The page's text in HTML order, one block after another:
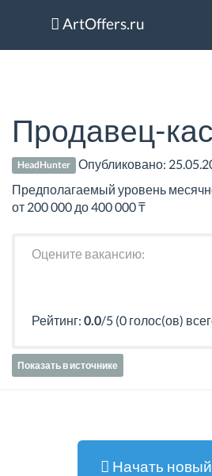
ArtOffers.ru
Продавец-
HeadHunter Опубликовано:
Предполагаемый уровень
от 200 000 до 400 000 ₸
Оцените вакансию:
Рейтинг: 0.0/5 (0 голос(ов)
Показать в источнике
Начать